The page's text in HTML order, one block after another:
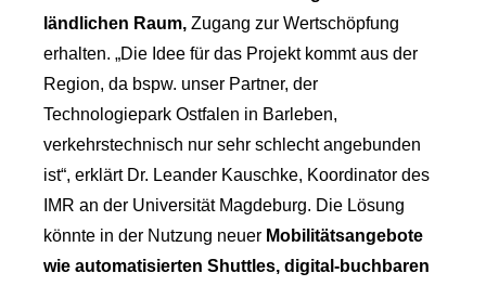
ländlichen Raum, Zugang zur Wertschöpfung
erhalten. „Die Idee für das Projekt kommt aus der
Region, da bspw. unser Partner, der
Technologiepark Ostfalen in Barleben,
verkehrstechnisch nur sehr schlecht angebunden
ist“, erklärt Dr. Leander Kauschke, Koordinator des
IMR an der Universität Magdeburg. Die Lösung
könnte in der Nutzung neuer Mobilitätsangebote
wie automatisierten Shuttles, digital-buchbaren